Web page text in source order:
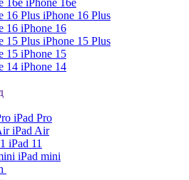
iPhone 16e
iPhone 16 Plus
iPhone 16
iPhone 15 Plus
iPhone 15
iPhone 14
iPad Pro
iPad Air
iPad 11
iPad mini